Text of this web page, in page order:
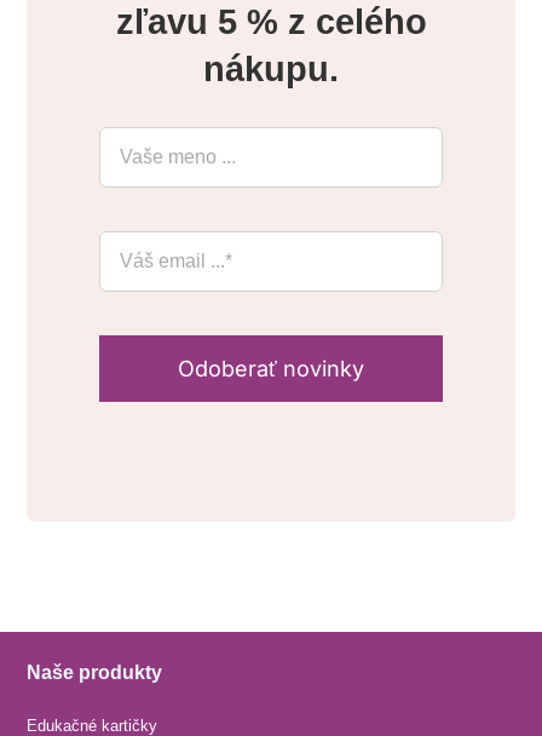
zľavu 5 % z celého
nákupu.
Odoberať novinky
Naše produkty
Edukačné kartičky